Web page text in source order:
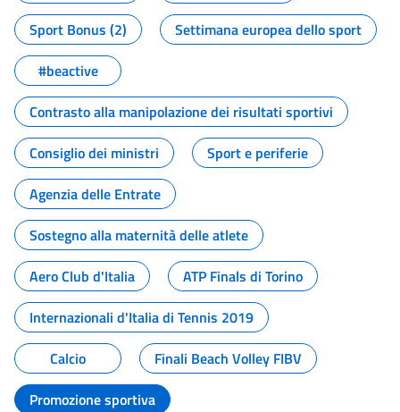
Sport Bonus (2)
Settimana europea dello sport
#beactive
Contrasto alla manipolazione dei risultati sportivi
Consiglio dei ministri
Sport e periferie
Agenzia delle Entrate
Sostegno alla maternità delle atlete
Aero Club d'Italia
ATP Finals di Torino
Internazionali d'Italia di Tennis 2019
Calcio
Finali Beach Volley FIBV
Promozione sportiva